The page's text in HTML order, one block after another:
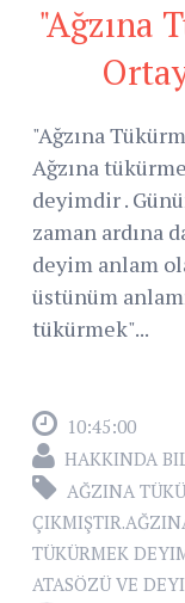
"Ağzına
"Ağzına
Ağzına
deyimdir .
zaman ardına
deyim anlam
üstünüm
tükürmek"...
10:45:00
HAKKINDA
AĞZINA
TÜKÜRMEK
ATASÖZÜ VE